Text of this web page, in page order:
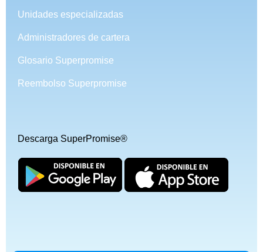
Unidades especializadas
Administradores de cartera
Glosario Superpromise
Reembolso Superpromise
Descarga SuperPromise®